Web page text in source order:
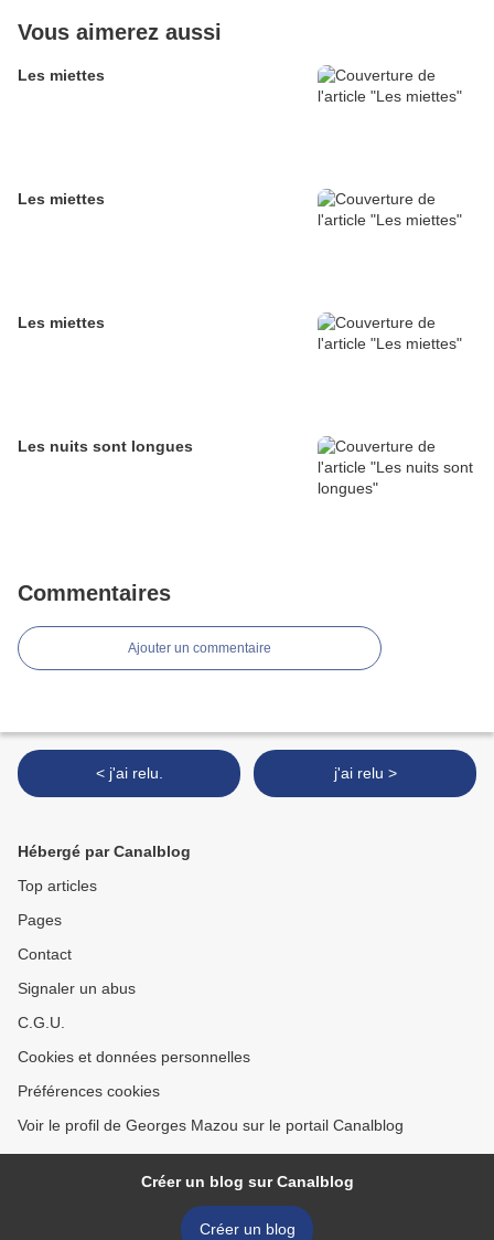
Vous aimerez aussi
Les miettes
Les miettes
Les miettes
Les nuits sont longues
Commentaires
Ajouter un commentaire
< j'ai relu. j'ai relu >
Hébergé par Canalblog
Top articles
Pages
Contact
Signaler un abus
C.G.U.
Cookies et données personnelles
Préférences cookies
Voir le profil de Georges Mazou sur le portail Canalblog
Créer un blog sur Canalblog
Créer un blog